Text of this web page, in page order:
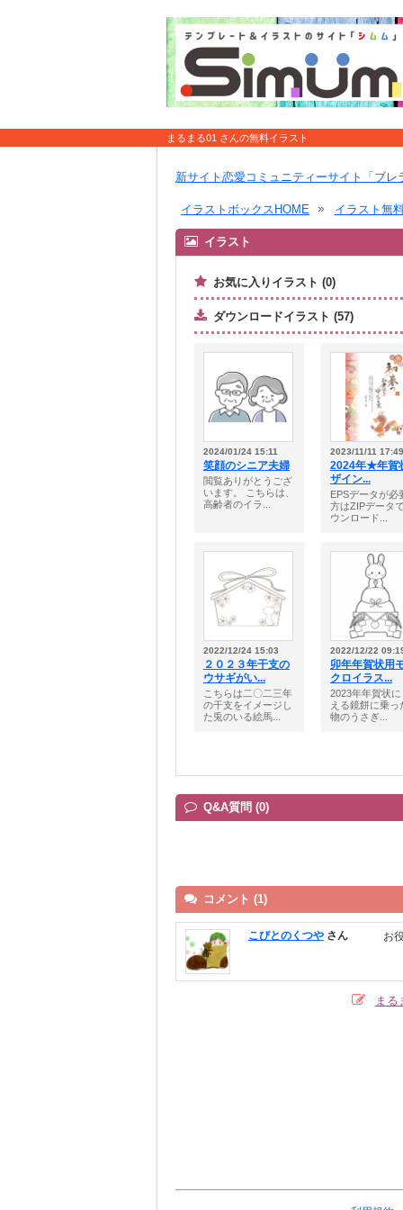
まるまる01 さんの無料イラスト
新サイト恋愛コミュニティーサイト「ブレ
イラストボックスHOME イラスト無
イラスト
お気に入りイラスト (0)
ダウンロードイラスト (57)
2024/01/24 15:11
笑顔のシニア夫婦
閲覧ありがとうござ
います。 こちらは、
高齢者のイラ...
2023/11/11 17:49
2024年★年賀
ザイン...
EPSデータが必
方はZIPデータ
ウンロード...
2022/12/24 15:03
２０２３年干支の
ウサギがい...
こちらは二〇二三年
の干支をイメージし
た兎のいる絵馬...
2022/12/22
卯年年賀状用
クロイラス...
2023年年賀状
える鏡餅に乗っ
物のうさぎ...
Q&A質問 (0)
コメント (1)
こびとのくつや さん お
まる